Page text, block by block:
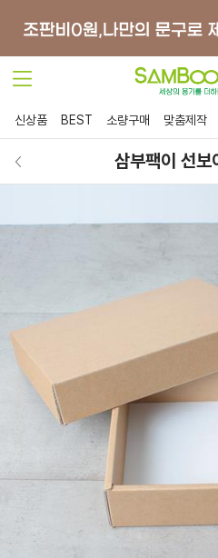
신상품 BEST 소량구매 맞춤제작
삼부팩이 선보